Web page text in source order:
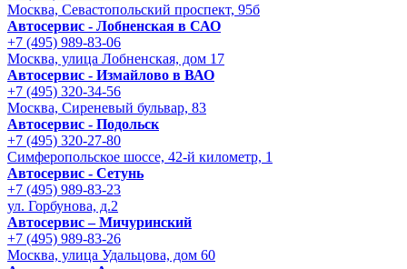
Москва, Севастопольский проспект, 95б
Автосервис - Лобненская в САО
+7 (495) 989-83-06
Москва, улица Лобненская, дом 17
Автосервис - Измайлово в ВАО
+7 (495) 320-34-56
Москва, Сиреневый бульвар, 83
Автосервис - Подольск
+7 (495) 320-27-80
Симферопольское шоссе, 42-й километр, 1
Автосервис - Сетунь
+7 (495) 989-83-23
ул. Горбунова, д.2
Автосервис – Мичуринский
+7 (495) 989-83-26
Москва, улица Удальцова, дом 60